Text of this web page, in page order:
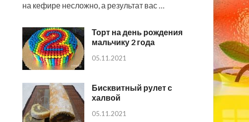
на кефире несложно, а результат вас …
Торт на день рождения
мальчику 2 года
05.11.2021
Бисквитный рулет с
халвой
05.11.2021